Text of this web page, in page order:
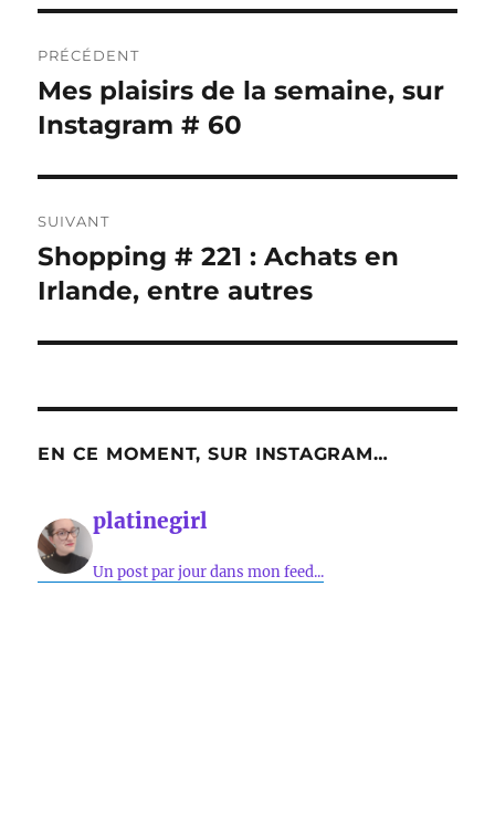
de
l’article
PRÉCÉDENT
Publication
précédente :
Mes plaisirs de la semaine, sur
Instagram # 60
SUIVANT
Publication
suivante :
Shopping # 221 : Achats en
Irlande, entre autres
EN CE MOMENT, SUR INSTAGRAM…
platinegirl
Un post par jour dans mon feed...